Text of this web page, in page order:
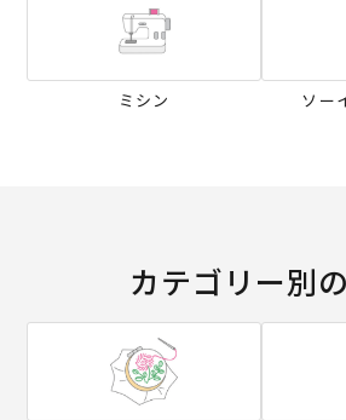
ミシン ソー
カテゴリー別